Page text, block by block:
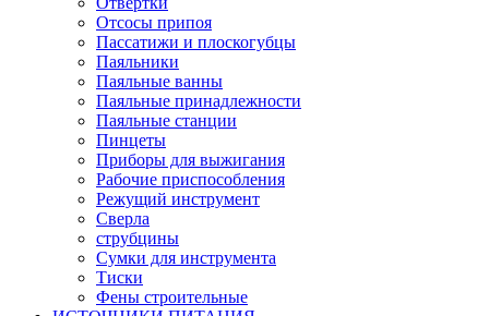
Отсосы припоя
Пассатижи и плоскогубцы
Паяльники
Паяльные ванны
Паяльные принадлежности
Паяльные станции
Пинцеты
Приборы для выжигания
Рабочие приспособления
Режущий инструмент
Сверла
струбцины
Сумки для инструмента
Тиски
Фены строительные